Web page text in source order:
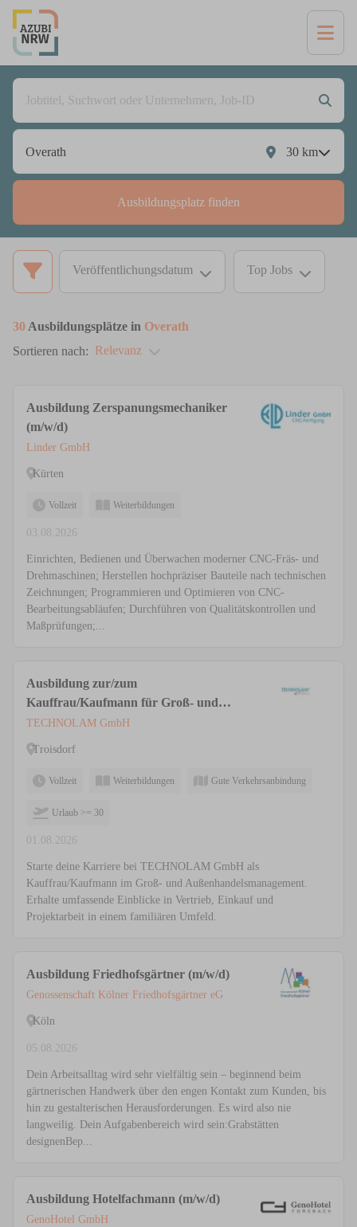
30 km
Ausbildungsplatz finden
Veröffentlichungsdatum Top Jobs
30 Ausbildungsplätze in Overath
Sortieren nach: Relevanz
Ausbildung Zerspanungsmechaniker
(m/w/d)
Linder GmbH
Kürten
Vollzeit Weiterbildungen
03.08.2026
Einrichten, Bedienen und Überwachen moderner CNC-Fräs- und
Drehmaschinen; Herstellen hochpräziser Bauteile nach technischen
Zeichnungen; Programmieren und Optimieren von CNC-
Bearbeitungsabläufen; Durchführen von Qualitätskontrollen und
Maßprüfungen;...
Ausbildung zur/zum
Kauffrau/Kaufmann für Groß- und
Außenhandelsmanagement (m/w/d)
TECHNOLAM GmbH
Troisdorf
Vollzeit Weiterbildungen Gute Verkehrsanbindung
Urlaub >= 30
01.08.2026
Starte deine Karriere bei TECHNOLAM GmbH als
Kauffrau/Kaufmann im Groß- und Außenhandelsmanagement.
Erhalte umfassende Einblicke in Vertrieb, Einkauf und
Projektarbeit in einem familiären Umfeld.
Ausbildung Friedhofsgärtner (m/w/d)
Genossenschaft Kölner Friedhofsgärtner eG
Köln
05.08.2026
Dein Arbeitsalltag wird sehr vielfältig sein – beginnend beim
gärtnerischen Handwerk über den engen Kontakt zum Kunden, bis
hin zu gestalterischen Herausforderungen. Es wird also nie
langweilig. Dein Aufgabenbereich wird sein:Grabstätten
designenBep...
Ausbildung Hotelfachmann (m/w/d)
GenoHotel GmbH